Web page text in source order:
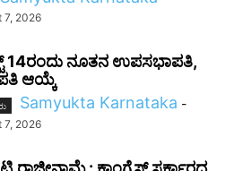
7, 2026
14ರಂದು ನೂತನ ಉಪಸಭಾಪತಿ,
ಆಯ್ಕೆ
Samyukta Karnataka -
7, 2026